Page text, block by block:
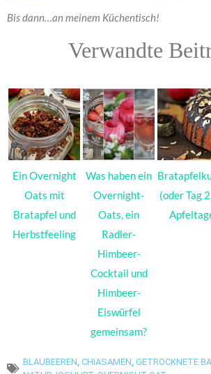
Bis dann…an meinem Küchentisch!
Verwandte
Ein Overnight
Oats mit
Bratapfel und
Herbstfeeling
Was haben ein
Overnight-
Oats, ein
Radler-
Himbeer-
Cocktail und
Himbeer-
Eiswürfel
gemeinsam?
(oder Tag
BLAUBEEREN, CHIASAMEN, GETROCKNETE